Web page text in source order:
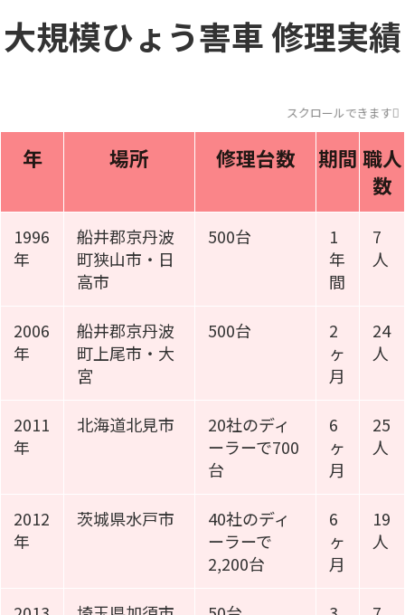
大規模ひょう害車修理実績
スクロールできます
年 場所 修理台数 期間 職人
数
1996
年
船井郡京丹波
町狭山市・日
高市
500台
1
年
間
7
人
2006
年
船井郡京丹波
町上尾市・大
宮
500台
2
ヶ
月
24
人
2011
年
北海道北見市
20社のディ
ーラーで700
台
6
ヶ
月
25
人
2012
年
茨城県水戸市
40社のディ
ーラーで
2,200台
6
ヶ
月
19
人